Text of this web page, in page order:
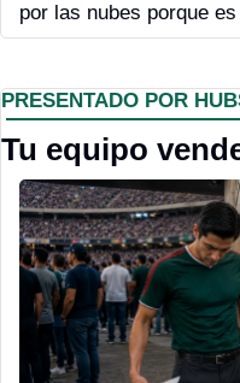
por las nubes porque
PRESENTADO POR
Tu equipo